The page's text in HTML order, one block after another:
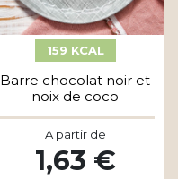
159 KCAL
Barre chocolat noir et
noix de coco
A partir de
1,63 €